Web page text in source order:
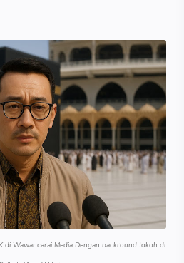
di Wawancarai Media Dengan backround tokoh di